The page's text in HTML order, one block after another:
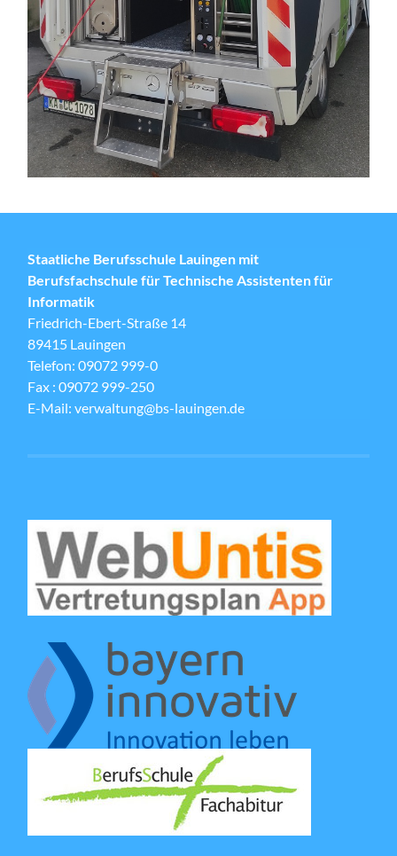
Staatliche Berufsschule Lauingen mit
Berufsfachschule für Technische Assistenten für
Informatik
Friedrich-Ebert-Straße 14
89415 Lauingen
Telefon: 09072 999-0
Fax : 09072 999-250
E-Mail: verwaltung@bs-lauingen.de